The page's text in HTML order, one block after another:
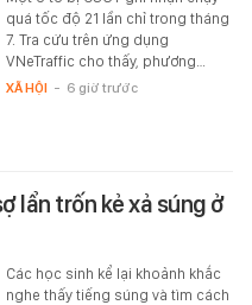
quá tốc độ 21 lần chỉ trong tháng
7. Tra cứu trên ứng dụng
VNeTraffic cho thấy, phương…
XÃ HỘI - 6 giờ trước
lẩn trốn kẻ xả súng ở
Các học sinh kể lại khoảnh khắc
nghe thấy tiếng súng và tìm cách